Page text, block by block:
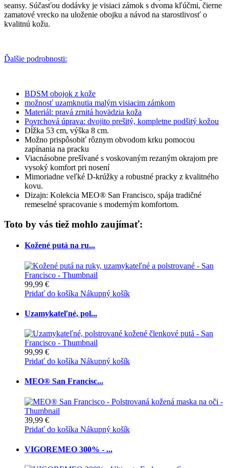
seansy. Súčasťou dodávky je visiaci zámok s dvoma kľúčmi, čierne
zamatové vrecko na uloženie obojku a návod na starostlivosť o
kvalitnú kožu.
Ďalšie podrobnosti:
BDSM obojok z kože
možnosť uzamknutia malým visiacim zámkom
Materiál: pravá zrnitá hovädzia koža
Povrchová úprava: dvojito prešitý, kompletne podšitý kožou
Dĺžka 53 cm, výška 8 cm.
Možno prispôsobiť rôznym obvodom krku pomocou
zapínania na pracku
Viacnásobne prešívané s voskovaným rezaným okrajom pre
vysoký komfort pri nosení
Mimoriadne veľké D-krúžky a robustné pracky z kvalitného
kovu.
Dizajn: Kolekcia MEO® San Francisco, spája tradičné
remeselné spracovanie s moderným komfortom.
Toto by vás tiež mohlo zaujímať:
Kožené putá na ru...
99,99 €
Pridať do košíka Nákupný košík
Uzamykateľné, pol...
99,99 €
Pridať do košíka Nákupný košík
MEO® San Francisc...
39,99 €
Pridať do košíka Nákupný košík
VIGOREMEO 300% - ...